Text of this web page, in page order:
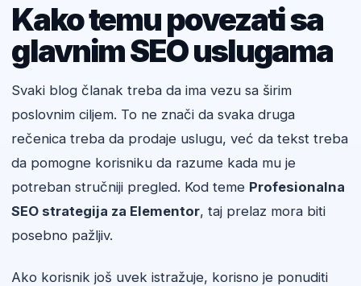
Kako temu povezati sa
glavnim SEO uslugama
Svaki blog članak treba da ima vezu sa širim
poslovnim ciljem. To ne znači da svaka druga
rečenica treba da prodaje uslugu, već da tekst treba
da pomogne korisniku da razume kada mu je
potreban stručniji pregled. Kod teme Profesionalna
SEO strategija za Elementor, taj prelaz mora biti
posebno pažljiv.
Ako korisnik još uvek istražuje, korisno je ponuditi